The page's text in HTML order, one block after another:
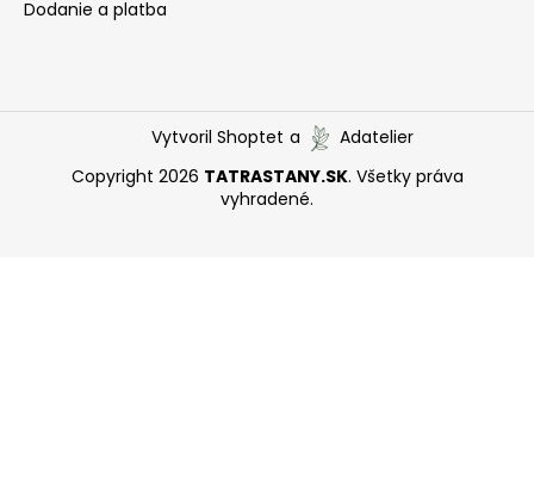
Dodanie a platba
Vytvoril Shoptet a
Adatelier
Copyright 2026 TATRASTANY.SK. Všetky práva
vyhradené.